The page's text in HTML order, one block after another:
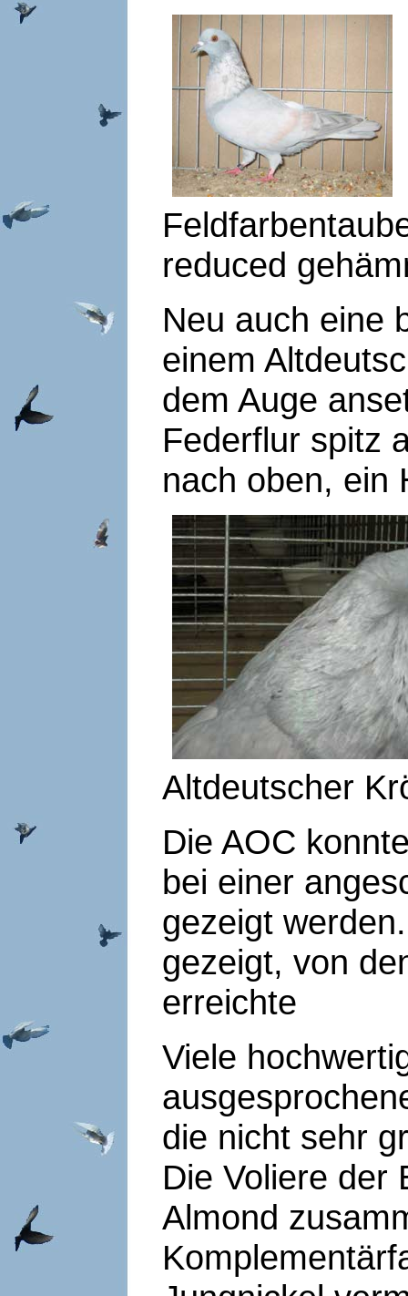
reduced
Neu auch eine
einem
dem Auge
Federflur spitz
nach oben, ein
Altdeutscher
Die AOC
bei einer
gezeigt
gezeigt, von
erreichte
Viele
die nicht sehr
Die Voliere der
Almond